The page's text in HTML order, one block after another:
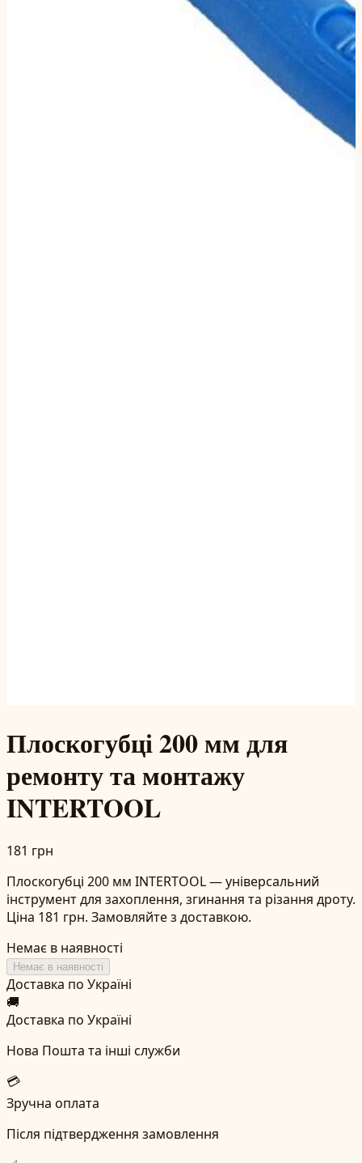
Плоскогубці 200 мм для
ремонту та монтажу
INTERTOOL
181 грн
Плоскогубці 200 мм INTERTOOL — універсальний
інструмент для захоплення, згинання та різання дроту.
Ціна 181 грн. Замовляйте з доставкою.
Немає в наявності
Немає в наявності
Доставка по Україні
🚚
Доставка по Україні
Нова Пошта та інші служби
💳
Зручна оплата
Після підтвердження замовлення